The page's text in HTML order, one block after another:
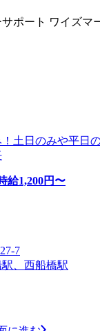
ポート ワイズマ
土日のみや平日
給1,200円〜
7
、西船橋駅